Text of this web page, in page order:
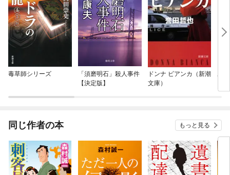
毒草師シリーズ
「須磨明石」殺人事件
【決定版】
ドンナ ビアンカ（新潮
文庫）
同じ作者の本 もっと見る